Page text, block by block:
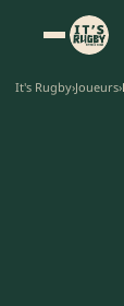
It's Rugby›Joueurs›